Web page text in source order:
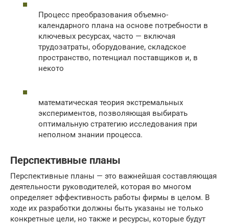
Процесс преобразования объемно-
календарного плана на основе потребности в
ключевых ресурсах, часто — включая
трудозатраты, оборудование, складское
пространство, потенциал поставщиков и, в
некото
математическая теория экстремальных
экспериментов, позволяющая выбирать
оптимальную стратегию исследования при
неполном знании процесса.
Перспективные планы
Перспективные планы — это важнейшая составляющая
деятельности руководителей, которая во многом
определяет эффективность работы фирмы в целом. В
ходе их разработки должны быть указаны не только
конкретные цели, но также и ресурсы, которые будут